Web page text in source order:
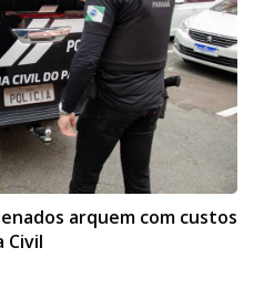
arquem com custos
Civil